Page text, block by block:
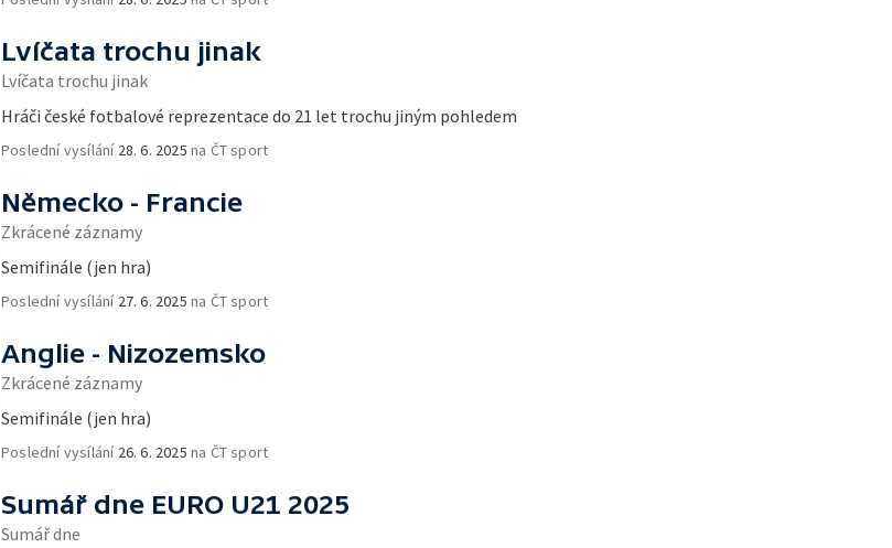
Lvíčata trochu jinak
Lvíčata trochu jinak
Hráči české fotbalové reprezentace do 21 let trochu jiným pohledem
Poslední vysílání 28. 6. 2025 na ČT sport
Německo - Francie
Zkrácené záznamy
Semifinále (jen hra)
Poslední vysílání 27. 6. 2025 na ČT sport
Anglie - Nizozemsko
Zkrácené záznamy
Semifinále (jen hra)
Poslední vysílání 26. 6. 2025 na ČT sport
Sumář dne EURO U21 2025
Sumář dne